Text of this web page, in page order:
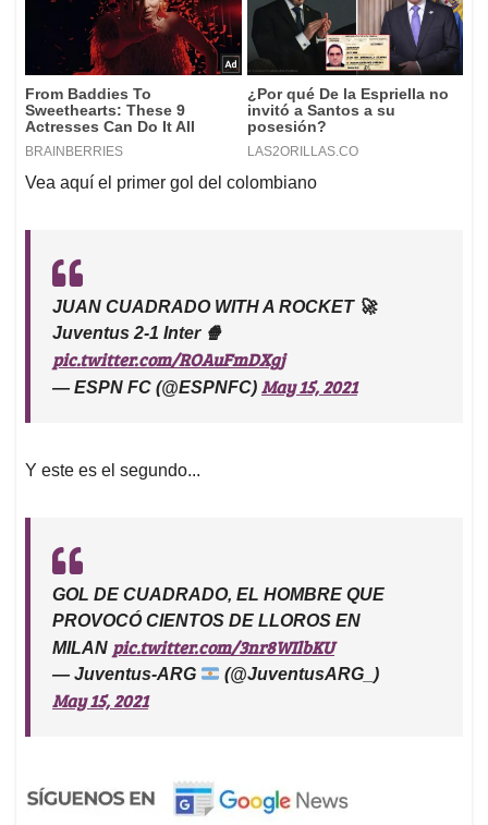
Vea aquí el primer gol del colombiano
JUAN CUADRADO WITH A ROCKET 🚀
Juventus 2-1 Inter 🍿
pic.twitter.com/ROAuFmDXgj
— ESPN FC (@ESPNFC) May 15, 2021
Y este es el segundo...
GOL DE CUADRADO, EL HOMBRE QUE
PROVOCÓ CIENTOS DE LLOROS EN
MILAN pic.twitter.com/3nr8WIlbKU
— Juventus-ARG (@JuventusARG_)
May 15, 2021